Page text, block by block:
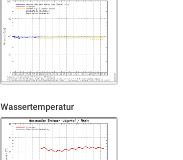
Wassertemperatur